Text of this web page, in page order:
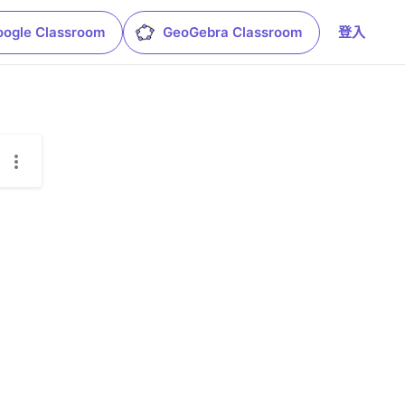
Classroom GeoGebra Classroom 登入